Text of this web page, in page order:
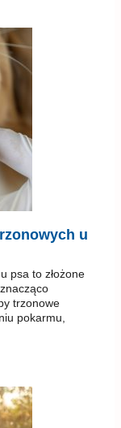
u
psa to złożone
trzonowe
pokarmu,